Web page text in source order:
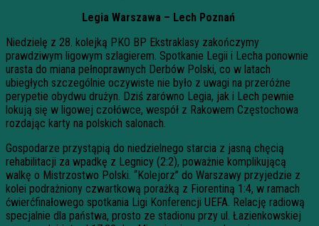
Legia Warszawa – Lech Poznań
Niedzielę z 28. kolejką PKO BP Ekstraklasy zakończymy
prawdziwym ligowym szlagierem. Spotkanie Legii i Lecha ponownie
urasta do miana pełnoprawnych Derbów Polski, co w latach
ubiegłych szczególnie oczywiste nie było z uwagi na przeróżne
perypetie obydwu drużyn. Dziś zarówno Legia, jak i Lech pewnie
lokują się w ligowej czołówce, wespół z Rakowem Częstochowa
rozdając karty na polskich salonach.
Gospodarze przystąpią do niedzielnego starcia z jasną chęcią
rehabilitacji za wpadkę z Legnicy (2:2), poważnie komplikującą
walkę o Mistrzostwo Polski. “Kolejorz” do Warszawy przyjedzie z
kolei podrażniony czwartkową porażką z Fiorentiną 1:4, w ramach
ćwierćfinałowego spotkania Ligi Konferencji UEFA. Relację radiową
specjalnie dla państwa, prosto ze stadionu przy ul. Łazienkowskiej